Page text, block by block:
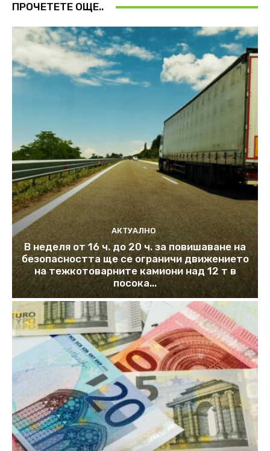
ПРОЧЕТЕТЕ ОЩЕ..
АКТУАЛНО
В неделя от 16 ч. до 20 ч. за повишаване на
безопасността ще се ограничи движението
на тежкотоварните камиони над 12 т в
посока...